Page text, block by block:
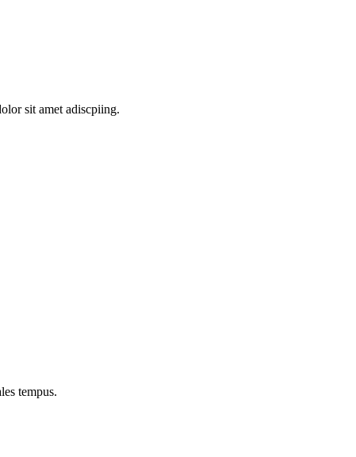
sit amet adiscpiing.
tempus.